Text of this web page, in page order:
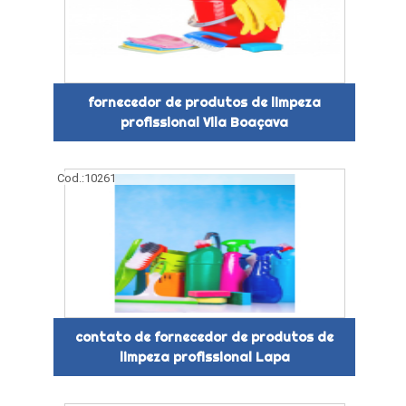
fornecedor de produtos de limpeza
profissional Vila Boaçava
Cod.:10261
contato de fornecedor de produtos de
limpeza profissional Lapa